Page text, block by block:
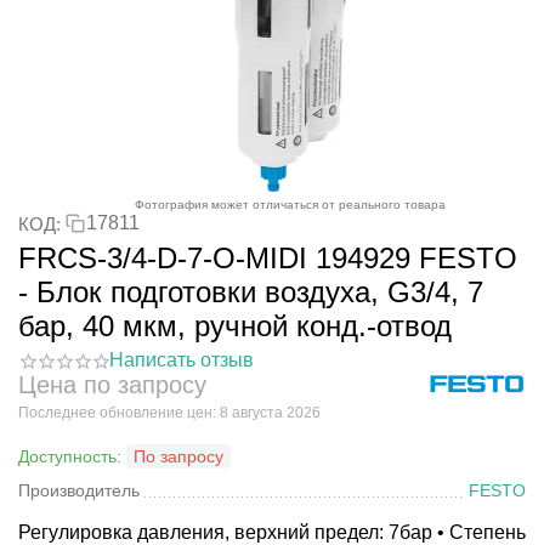
Фотография может отличаться от реального товара
КОД: 17811
FRCS-3/4-D-7-O-MIDI 194929 FESTO
- Блок подготовки воздуха, G3/4, 7
бар, 40 мкм, ручной конд.-отвод
Написать отзыв
Цена по запросу
Последнее обновление цен: 8 августа 2026
Доступность:
По запросу
Производитель
FESTO
Регулировка давления, верхний предел: 7бар • Степень